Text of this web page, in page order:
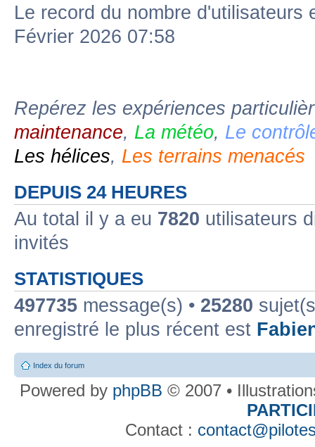
Le record du nombre d'utilisateurs
Février 2026 07:58
Repérez les expériences
maintenance, La météo, Le
Les hélices, Les terrains menacés
DEPUIS 24 HEURES
Au total il y a eu 7820 utilisateurs
invités
STATISTIQUES
497735 message(s) • 25280
enregistré le plus récent est
Index du forum
Powered by phpBB © 2007 •
Contact :